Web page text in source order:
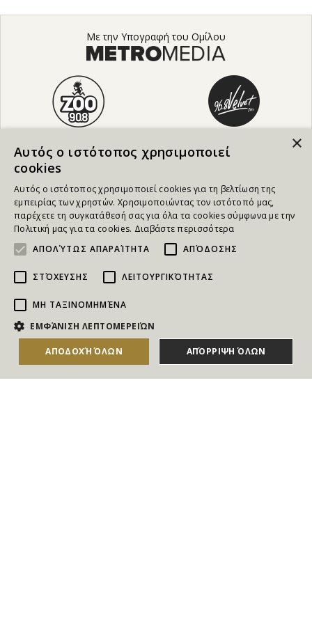
ΑΓΟΡΑΣΕ ΤΟ
Με την Υπογραφή του Ομίλου
NEWSLETTER
Για να ενημερώνεστε άμεσα για τους Διαγωνισμούς, τα
Δώρα, τις Νέες Προσφορές & τις Νέες Δωροεπιταγές
×
Αυτός ο ιστότοπος χρησιμοποιεί
cookies
Αυτός ο ιστότοπος χρησιμοποιεί cookies για τη βελτίωση της
εμπειρίας των χρηστών. Χρησιμοποιώντας τον ιστότοπό μας,
παρέχετε τη συγκατάθεσή σας για όλα τα cookies σύμφωνα με την
Πολιτική μας για τα cookies. Διαβάστε περισσότερα
ΑΠΟΛΎΤΩΣ ΑΠΑΡΑΊΤΗΤΑ
ΑΠΌΔΟΣΗΣ
ΣΤΌΧΕΥΣΗΣ ΛΕΙΤΟΥΡΓΙΚΌΤΗΤΑΣ
ΜΗ ΤΑΞΙΝΟΜΗΜΈΝΑ
ΕΜΦΆΝΙΣΗ ΛΕΠΤΟΜΕΡΕΙΏΝ
ΑΠΟΔΟΧΉ ΌΛΩΝ ΑΠΌΡΡΙΨΗ ΌΛΩΝ